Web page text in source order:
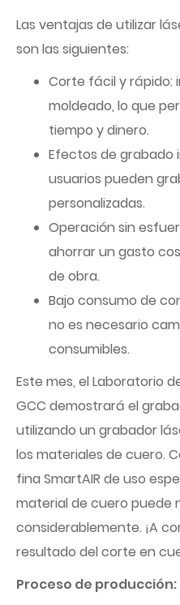
Las ventajas de utilizar
son las siguientes:
Corte fácil y rápido:
moldeado, lo que
tiempo y dinero.
Efectos de grabado
usuarios pueden
personalizadas.
Operación sin
ahorrar un gasto
de obra.
Bajo consumo de
no es necesario
consumibles.
Este mes, el Laboratorio
GCC demostrará el
utilizando un grabador
los materiales de cuero.
fina SmartAIR de uso
material de cuero puede
considerablemente. ¡A
resultado del corte en
Proceso de producción: